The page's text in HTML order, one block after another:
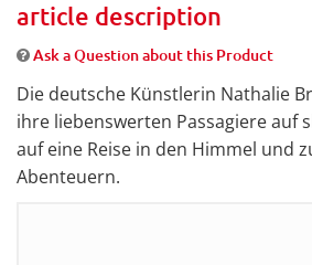
article description
Ask a Question about this Product
Die deutsche Künstlerin Nathalie
ihre liebenswerten Passagiere auf
auf eine Reise in den Himmel und
Abenteuern.